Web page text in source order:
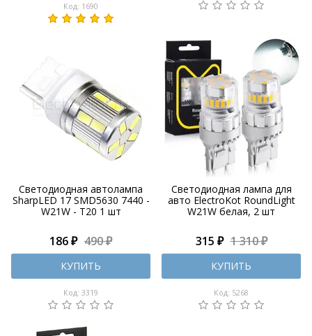
Код: 1690
Светодиодная автолампа
SharpLED 17 SMD5630 7440 -
W21W - Т20 1 шт
186 ₽ 490 ₽
КУПИТЬ
Код: 3319
Светодиодная лампа для
авто ElectroKot RoundLight
W21W белая, 2 шт
315 ₽ 1 310 ₽
КУПИТЬ
Код: 5268